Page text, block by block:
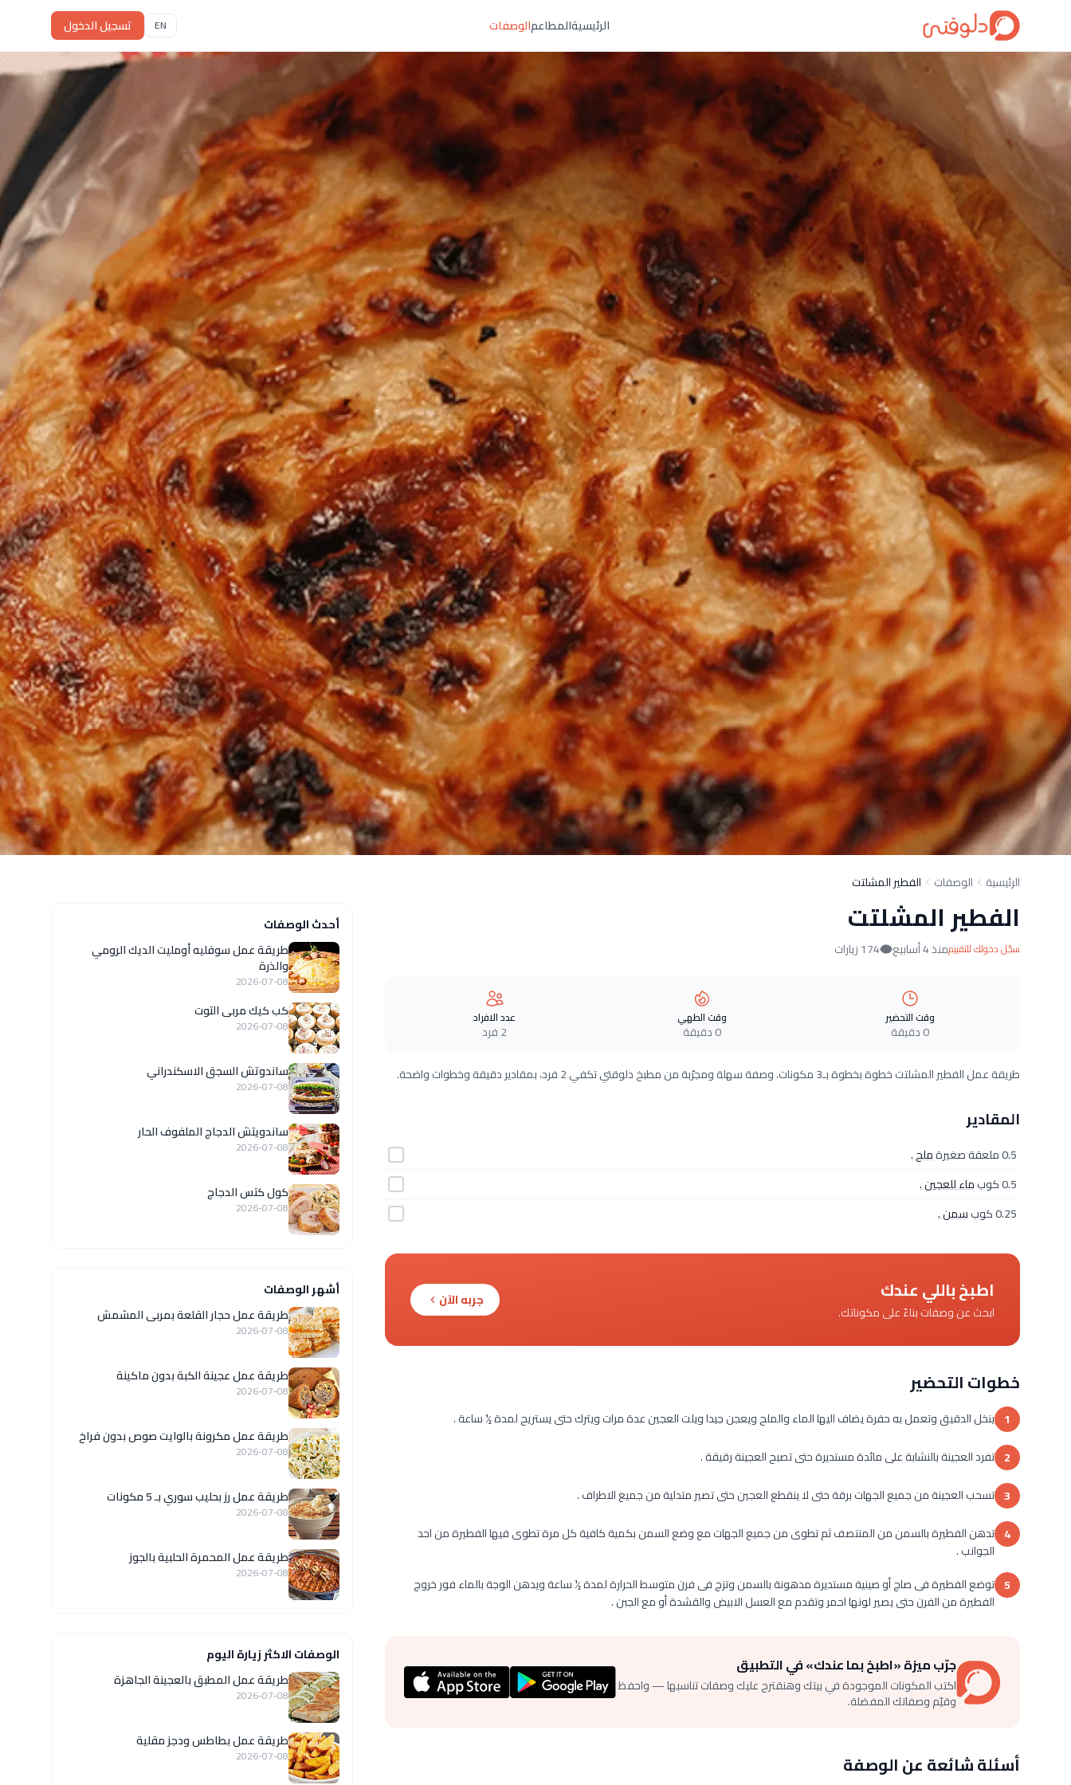
الرئيسيةالمطاعمالوصفات EN تسجيل الدخول
الرئيسية الوصفات الفطير المشلتت
الفطير المشلتت
سجّل دخولك للتقييممنذ 4 أسابيع 174 زيارات
وقت التحضير
0 دقيقة
وقت الطهي
0 دقيقة
عدد الافراد
2 فرد
طريقة عمل الفطير المشلتت خطوة بخطوة بـ3 مكونات. وصفة سهلة ومجرّبة من مطبخ دلوقتي تكفي 2 فرد، بمقادير دقيقة وخطوات واضحة.
المقادير
0.5 ملعقة صغيرة
ملح .
0.5 كوب
ماء للعجين .
0.25 كوب
سمن .
اطبخ باللي عندك
ابحث عن وصفات بناءً على مكوناتك.
جربه الآن
خطوات التحضير
1 ينخل الدقيق وتعمل به حفرة يضاف اليها الماء والملح ويعجن جيدا ويلت العجين عدة مرات ويترك حتى يستريح لمدة ½ ساعة .
2 تفرد العجينة بالنشابة على مائدة مستديرة حتى تصبح العجينة رقيقة .
3 تسحب العجينة من جميع الجهات برقة حتى لا ينقطع العجين حتى تصير متدلية من جميع الاطراف .
4 تدهن الفطيرة بالسمن من المنتصف ثم تطوى من جميع الجهات مع وضع السمن بكمية كافية كل مرة تطوى فيها الفطيرة من احد
الجوانب .
5 توضع الفطيرة فى صاج أو صينية مستديرة مدهونة بالسمن وتزج فى فرن متوسط الحرارة لمدة ½ ساعة ويدهن الوجة بالماء فور خروج
الفطيرة من الفرن حتى يصير لونها احمر وتقدم مع العسل الابيض والقشدة أو مع الجبن .
جرّب ميزة «اطبخ بما عندك» في التطبيق
اكتب المكونات الموجودة في بيتك وهنقترح عليك وصفات تناسبها — واحفظ
وقيّم وصفاتك المفضلة.
أسئلة شائعة عن الوصفة
أحدث الوصفات
طريقة عمل سوفليه أومليت الديك الرومي
والذرة
2026-07-08
كب كيك مربى التوت
2026-07-08
ساندوتش السجق الاسكندراني
2026-07-08
ساندويتش الدجاج الملفوف الحار
2026-07-08
كول كتس الدجاج
2026-07-08
أشهر الوصفات
طريقة عمل حجار القلعة بمربى المشمش
2026-07-08
طريقة عمل عجينة الكبة بدون ماكينة
2026-07-08
طريقة عمل مكرونة بالوايت صوص بدون فراخ
2026-07-08
طريقة عمل رز بحليب سوري بـ 5 مكونات
2026-07-08
طريقة عمل المحمرة الحلبية بالجوز
2026-07-08
الوصفات الاكثر زيارة اليوم
طريقة عمل المطبق بالعجينة الجاهزة
2026-07-08
طريقة عمل بطاطس ودجز مقلية
2026-07-08